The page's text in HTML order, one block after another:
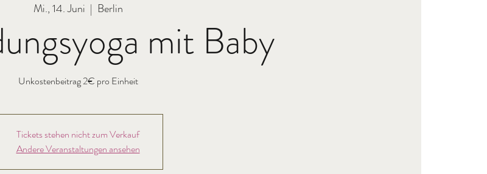
Mi., 14. Juni
  |
Berlin
mit Baby
Unkostenbeitrag 2€ pro Einheit
Tickets stehen nicht zum Verkauf
Andere Veranstaltungen ansehen